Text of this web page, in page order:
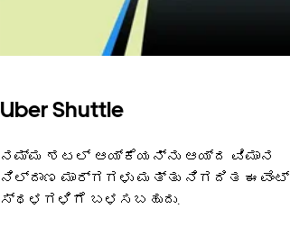
Uber Shuttle
ನಮ್ಮ ಶಟಲ್ ಆಯ್ಕೆಯನ್ನು ಆಯ್ದ ವಿಮಾನ
ನಿಲ್ದಾಣ ಮಾರ್ಗಗಳು ಮತ್ತು ನಿಗದಿತ ಈವೆಂಟ್
ಸ್ಥಳಗಳಿಗೆ ಬಳಸಬಹುದು.